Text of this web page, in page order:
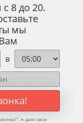
и
12 В
Его
для
90Ач D31
8 до 20.
мы
в
", я даю свое